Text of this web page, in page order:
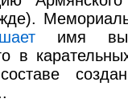
имя
в